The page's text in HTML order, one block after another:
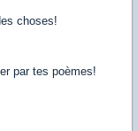
choses!
par tes poèmes!